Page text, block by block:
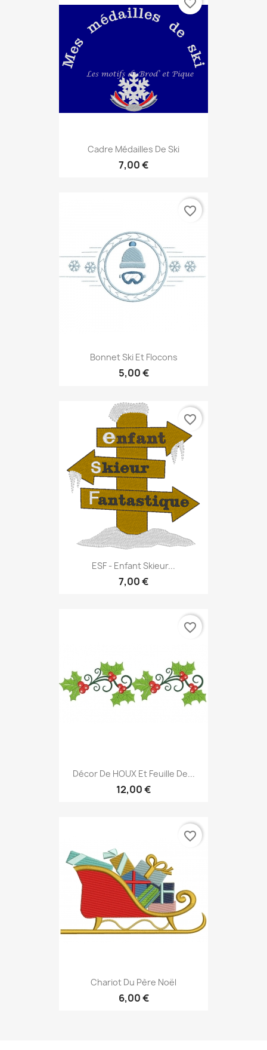
Cadre Médailles De Ski
7,00 €
favorite_border
Bonnet Ski Et Flocons
5,00 €
favorite_border
ESF - Enfant Skieur...
7,00 €
favorite_border
Décor De HOUX Et Feuille De...
12,00 €
favorite_border
Chariot Du Père Noël
6,00 €
favorite_border